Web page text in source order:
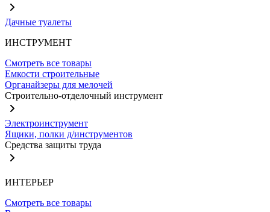
Дачные туалеты
ИНСТРУМЕНТ
Смотреть все товары
Емкости строительные
Органайзеры для мелочей
Строительно-отделочный инструмент
Электроинструмент
Ящики, полки д/инструментов
Средства защиты труда
ИНТЕРЬЕР
Смотреть все товары